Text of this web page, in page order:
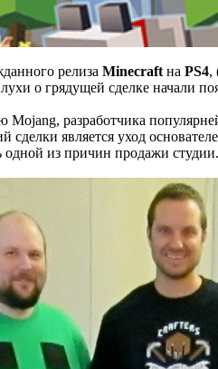
релиза Minecraft на PS4,
о грядущей сделке начали
Mojang, разработчика
сделки является уход
одной из причин продажи